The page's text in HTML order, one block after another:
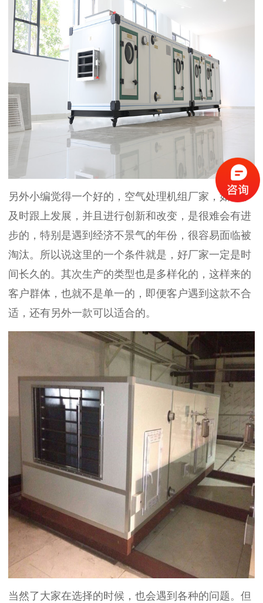
另外小编觉得一个好的， 空气处理机组厂家 ，如果不
及时跟上发展，并且进行创新和改变，是很难会有进
步的，特别是遇到经济不景气的年份，很容易面临被
淘汰。所以说这里的一个条件就是，好厂家一定是时
间长久的。其次生产的类型也是多样化的，这样来的
客户群体，也就不是单一的，即便客户遇到这款不合
适，还有另外一款可以适合的。
当然了大家在选择的时候，也会遇到各种的问题。但